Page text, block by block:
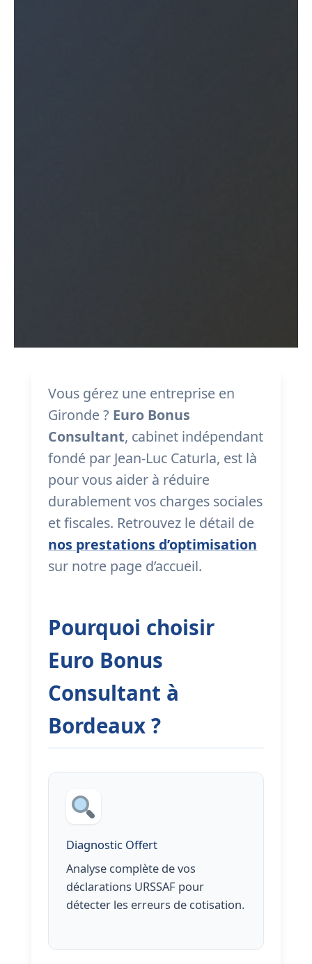
Vous gérez une entreprise en
Gironde ? Euro Bonus
Consultant, cabinet indépendant
fondé par Jean-Luc Caturla, est là
pour vous aider à réduire
durablement vos charges sociales
et fiscales. Retrouvez le détail de
nos prestations d’optimisation
sur notre page d’accueil.
Pourquoi choisir
Euro Bonus
Consultant à
Bordeaux ?
Diagnostic Offert
Analyse complète de vos
déclarations URSSAF pour
détecter les erreurs de cotisation.